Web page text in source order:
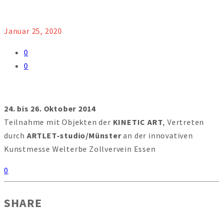
Januar 25, 2020
0
0
24. bis 26. Oktober 2014
Teilnahme mit Objekten der KINETIC ART, Vertreten
durch ARTLET-studio/Münsteran der innovativen
Kunstmesse Welterbe Zollvervein Essen
0
SHARE